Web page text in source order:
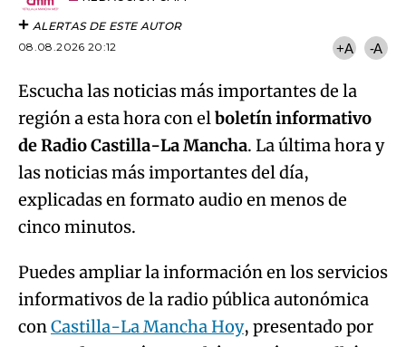
ALERTAS DE ESTE AUTOR
08.08.2026 20:12
+A -A
Escucha las noticias más importantes de la
región a esta hora con elboletín informativo
de Radio Castilla-La Mancha. La última hora y
las noticias más importantes del día,
explicadas en formato audio en menos de
cinco minutos.
Puedes ampliar la información en los servicios
informativos de la radio pública autonómica
conCastilla-La Mancha Hoy, presentado por